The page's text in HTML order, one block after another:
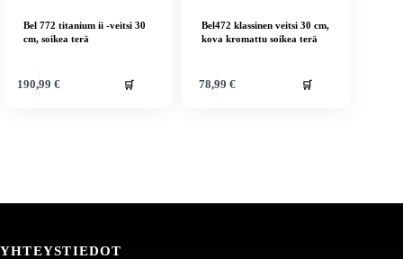
Bel 772 titanium ii -veitsi 30
cm, soikea terä
190,99€ 🛒
Bel472 klassinen veitsi 30 cm,
kova kromattu soikea terä
78,99 € 🛒
YHTEYSTIEDOT